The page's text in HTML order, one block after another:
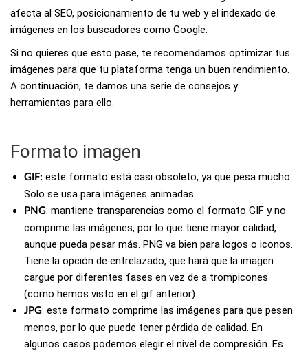
afecta al SEO, posicionamiento de tu web y el indexado de
imágenes en los buscadores como Google.
Si no quieres que esto pase, te recomendamos optimizar tus
imágenes para que tu plataforma tenga un buen rendimiento.
A continuación, te damos una serie de consejos y
herramientas para ello.
Formato imagen
GIF: este formato está casi obsoleto, ya que pesa mucho.
Solo se usa para imágenes animadas.
PNG: mantiene transparencias como el formato GIF y no
comprime las imágenes, por lo que tiene mayor calidad,
aunque pueda pesar más. PNG va bien para logos o iconos.
Tiene la opción de entrelazado, que hará que la imagen
cargue por diferentes fases en vez de a trompicones
(como hemos visto en el gif anterior).
JPG: este formato comprime las imágenes para que pesen
menos, por lo que puede tener pérdida de calidad. En
algunos casos podemos elegir el nivel de compresión. Es